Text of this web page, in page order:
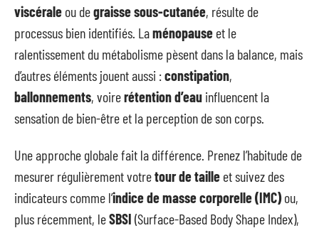
viscérale ou degraisse sous-cutanée, résulte de
processus bien identifiés. Laménopause et le
ralentissement du métabolisme pèsent dans la balance, mais
d’autres éléments jouent aussi :constipation,
ballonnements, voirerétention d’eau influencent la
sensation de bien-être et la perception de son corps.
Une approche globale fait la différence. Prenez l’habitude de
mesurer régulièrement votretour de taille et suivez des
indicateurs comme l’indice de masse corporelle (IMC)ou,
plus récemment, leSBSI (Surface-Based Body Shape Index),